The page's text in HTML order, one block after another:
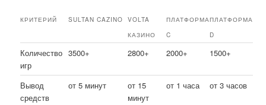
КРИТЕРИЙ SULTAN CAZINO
VOLTA
КАЗИНО
ПЛАТФОРМА
C
ПЛАТФОРМА
D
Количество
игр
3500+ 2800+ 2000+ 1500+
Вывод
средств
от 5 минут
от 15
минут
от 1 часа от 3 часов